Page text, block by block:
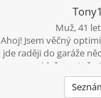
Muž, 41
Ahoj! Jsem věčný
jde raději do garáže
moc nenajdeš, protože
houbách, na
partnerku do života,